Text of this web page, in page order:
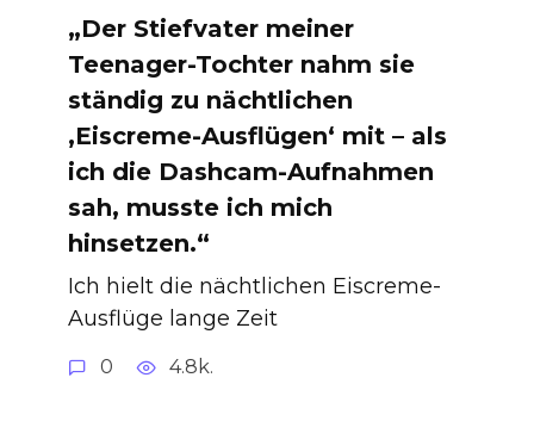
„Der Stiefvater meiner
Teenager-Tochter nahm sie
ständig zu nächtlichen
‚Eiscreme-Ausflügen‘ mit – als
ich die Dashcam-Aufnahmen
sah, musste ich mich
hinsetzen.“
Ich hielt die nächtlichen Eiscreme-
Ausflüge lange Zeit
0 4.8k.